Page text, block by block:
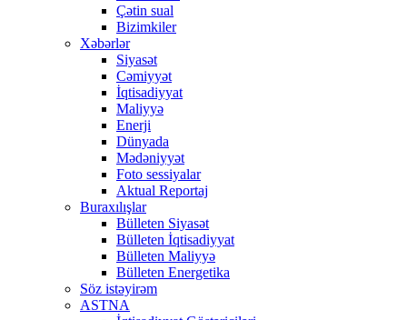
Çətin sual
Bizimkiler
Xəbərlər
Siyasət
Cəmiyyət
İqtisadiyyat
Maliyyə
Enerji
Dünyada
Mədəniyyət
Foto sessiyalar
Aktual Reportaj
Buraxılışlar
Bülleten Siyasət
Bülleten İqtisadiyyat
Bülleten Maliyyə
Bülleten Energetika
Söz istəyirəm
ASTNA